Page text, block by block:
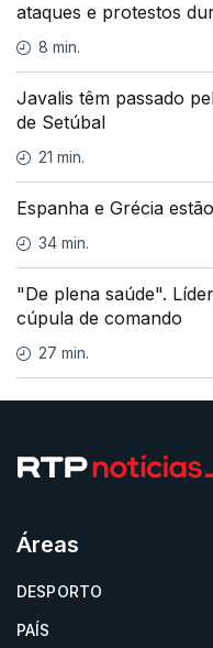
ataques e protestos
8 min.
Javalis têm passado
de Setúbal
21 min.
Espanha e Grécia
34 min.
"De plena saúde".
cúpula de comando
27 min.
Áreas
DESPORTO
PAÍS